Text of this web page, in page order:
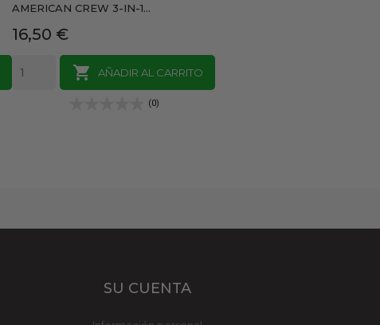
AMERICAN CREW 3-IN-1...
Precio
16,50 €

AÑADIR AL CARRITO
(0)
SU CUENTA